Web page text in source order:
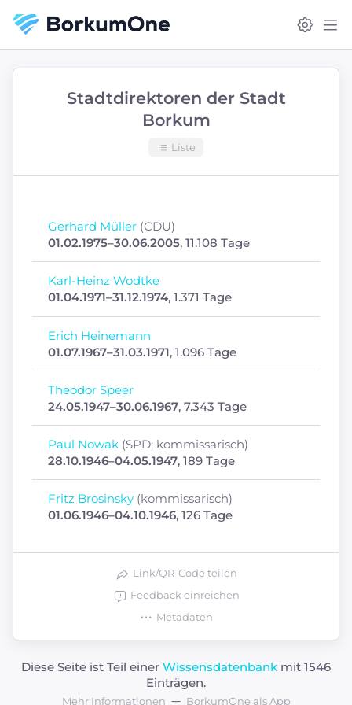
Stadtdirektoren der Stadt
Borkum
Liste
Gerhard Müller (CDU)
01.02.1975–30.06.2005, 11.108 Tage
Karl-Heinz Wodtke
01.04.1971–31.12.1974, 1.371 Tage
Erich Heinemann
01.07.1967–31.03.1971, 1.096 Tage
Theodor Speer
24.05.1947–30.06.1967, 7.343 Tage
Paul Nowak (SPD; kommissarisch)
28.10.1946–04.05.1947, 189 Tage
Fritz Brosinsky (kommissarisch)
01.06.1946–04.10.1946, 126 Tage
Link/QR-Code teilen
Feedback einreichen
Metadaten
Diese Seite ist Teil einer Wissensdatenbank mit 1546
Einträgen.
Mehr Informationen BorkumOne als App